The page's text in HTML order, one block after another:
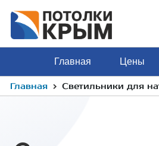
Главная Цены
Главная › Светильники для